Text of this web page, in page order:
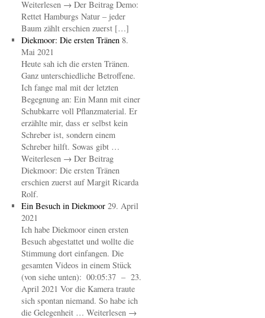
Weiterlesen → Der Beitrag Demo:
Rettet Hamburgs Natur – jeder
Baum zählt erschien zuerst […]
Diekmoor: Die ersten Tränen 8.
Mai 2021
Heute sah ich die ersten Tränen.
Ganz unterschiedliche Betroffene.
Ich fange mal mit der letzten
Begegnung an: Ein Mann mit einer
Schubkarre voll Pflanzmaterial. Er
erzählte mir, dass er selbst kein
Schreber ist, sondern einem
Schreber hilft. Sowas gibt …
Weiterlesen → Der Beitrag
Diekmoor: Die ersten Tränen
erschien zuerst auf Margit Ricarda
Rolf.
Ein Besuch in Diekmoor 29. April
2021
Ich habe Diekmoor einen ersten
Besuch abgestattet und wollte die
Stimmung dort einfangen. Die
gesamten Videos in einem Stück
(von siehe unten): 00:05:37 – 23.
April 2021 Vor die Kamera traute
sich spontan niemand. So habe ich
die Gelegenheit … Weiterlesen →